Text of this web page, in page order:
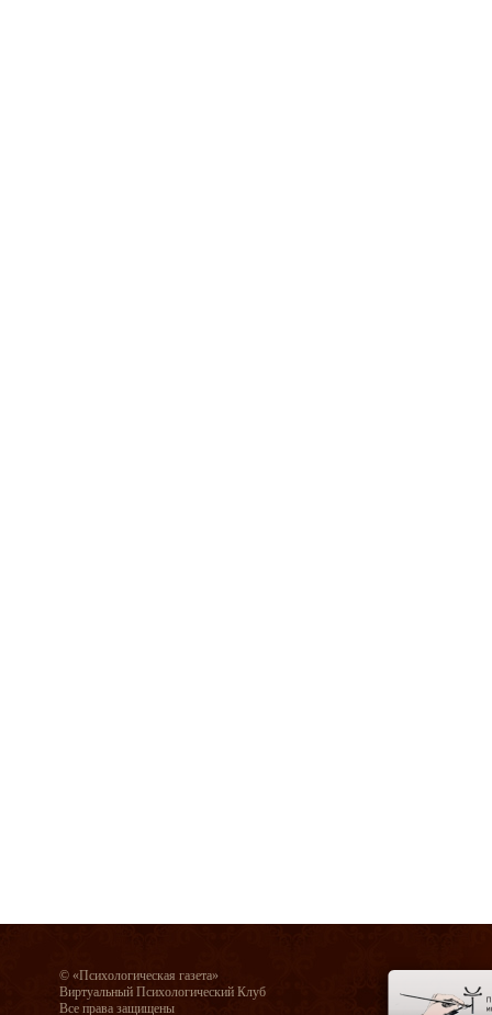
© «Психологическая газета»
Виртуальный Психологический Клуб
Все права защищены